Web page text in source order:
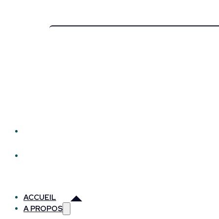
ACCUEIL
A PROPOS